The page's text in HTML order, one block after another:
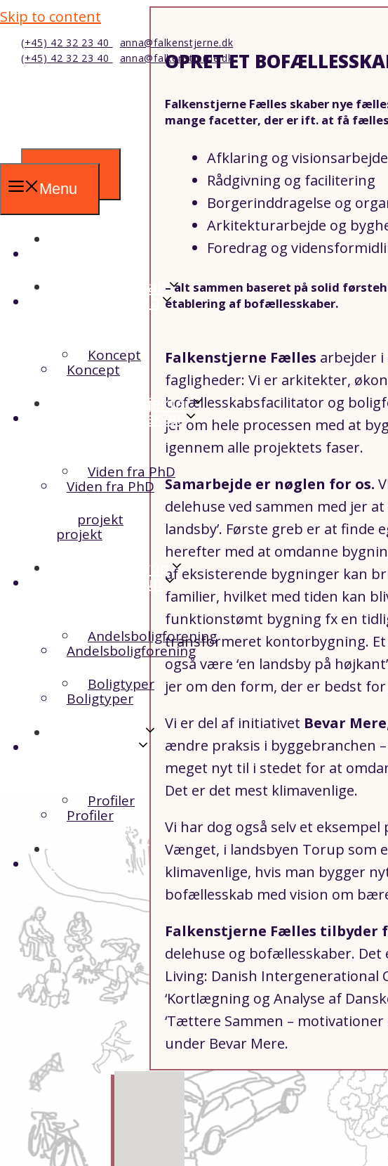
Skip to content
(+45) 42 32 23 40
anna@falkenstjerne.dk
(+45) 42 32 23 40
anna@falkenstjerne.dk
Bo i fællesskab
Koncept
Viden og Projekter
Viden fra PhD
projekt
Vænget i Torup
Andelsboligforening
Boligtyper
Profiler
Menu
Bo i fællesskab
Koncept
Viden og Projekter
Viden fra PhD
projekt
Vænget i Torup
Andelsboligforening
Boligtyper
Profiler
Kontakt
OPRET ET
Falkenstjerne Fælles skaber nye
mange facetter, der er ift. at få
Afklaring og visionsarbejde
Rådgivning og facilitering
Borgerinddragelse og
Arkitekturarbejde og
Foredrag og
– alt sammen baseret på solid
etablering af bofællesskaber.
Falkenstjerne Fælles arbejder
fagligheder: Vi er arkitekter,
bofællesskabsfacilitator og
jer om hele processen med at
igennem alle projektets faser.
Samarbejde er nøglen for os.
delehuse ved sammen med jer
landsby’. Første greb er at
herefter med at omdanne
af eksisterende bygninger kan
familier, hvilket med tiden kan
funktionstømt bygning fx en
transformeret kontorbygning.
også være ‘en landsby på
jer om den form, der er bedst
Vi er del af initiativet Bevar Mere
ændre praksis i byggebranchen
meget nyt til i stedet for at
Det er det mest klimavenlige.
Vi har dog også selv et
Vænget, i landsbyen Torup som
klimavenlige, hvis man bygger
bofællesskab med vision om
Falkenstjerne Fælles tilbyder
delehuse og bofællesskaber. Det
Living: Danish Intergenerational
‘Kortlægning og Analyse af
‘Tættere Sammen –
under Bevar Mere.